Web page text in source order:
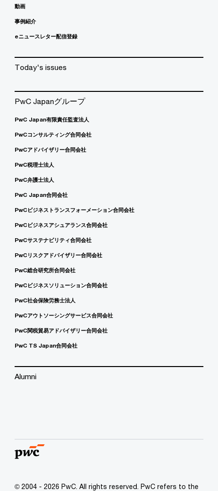
動画
事例紹介
eニュースレター配信登録
Today's issues
PwC Japanグループ
PwC Japan有限責任監査法人
PwCコンサルティング合同会社
PwCアドバイザリー合同会社
PwC税理士法人
PwC弁護士法人
PwC Japan合同会社
PwCビジネストランスフォーメーション合同会社
PwCビジネスアシュアランス合同会社
PwCサステナビリティ合同会社
PwCリスクアドバイザリー合同会社
PwC総合研究所合同会社
PwCビジネスソリューション合同会社
PwC社会保険労務士法人
PwCアウトソーシングサービス合同会社
PwC関税貿易アドバイザリー合同会社
PwC TS Japan合同会社
Alumni
© 2004 - 2026 PwC. All rights reserved. PwC refers to the